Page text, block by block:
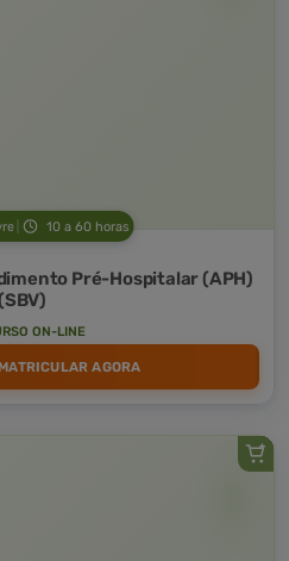
10 a 60 horas
Pré-Hospitalar (APH)
ON-LINE
MATRICULAR AGORA